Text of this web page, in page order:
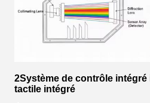
2Système de contrôle
tactile intégré